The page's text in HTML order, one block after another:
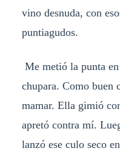
vino desnuda, con
puntiagudos.
Me metió la punta
chupara. Como buen
mamar. Ella gimió
apretó contra mí.
lanzó ese culo seco